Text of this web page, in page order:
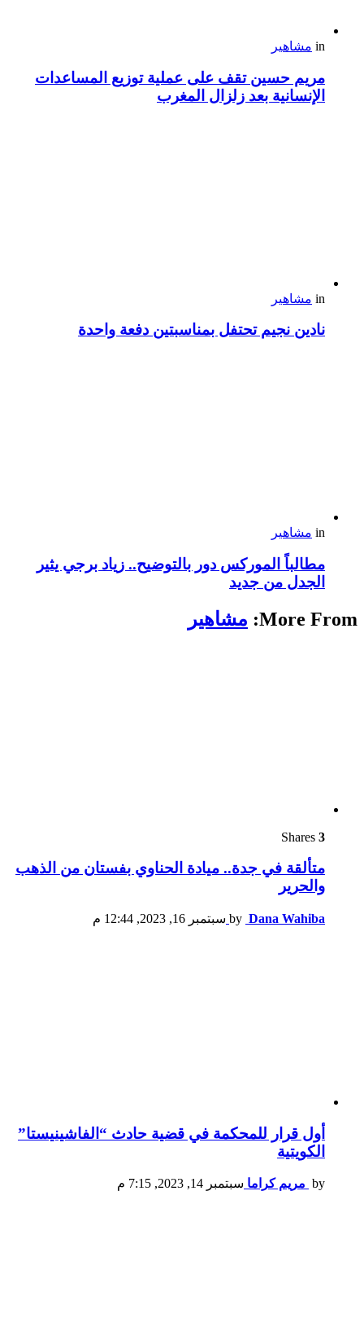
in مشاهير
مريم حسين تقف على عملية توزيع المساعدات
الإنسانية بعد زلزال المغرب
in مشاهير
نادين نجيم تحتفل بمناسبتين دفعة واحدة
in مشاهير
مطالباً الموركس دور بالتوضيح.. زياد برجي يثير
الجدل من جديد
More From: مشاهير
3
متألقة في جدة.. ميادة الحناوي بفستان من الذهب
والحرير
by Dana Wahiba سبتمبر 16, 2023, 12:44 م
أول قرار للمحكمة في قضية حادث “الفاشينيستا”
الكويتية
by مريم كراما سبتمبر 14, 2023, 7:15 م